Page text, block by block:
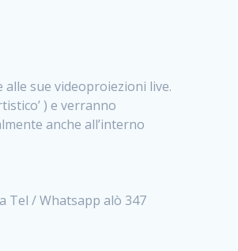
sue videoproiezioni live.
) e verranno
anche all’interno
Tel / Whatsapp alò 347